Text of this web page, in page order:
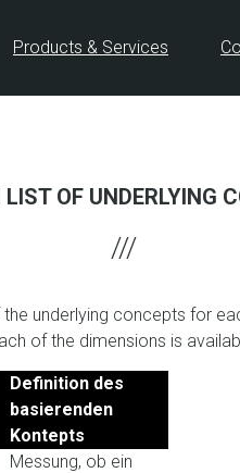
Products & Services
OF UNDERLYING
underlying concepts for
of the dimensions is
Definition des
basierenden
Kontepts
Messung, ob ein